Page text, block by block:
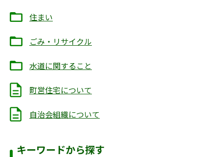
住まい
ごみ・リサイクル
水道に関すること
町営住宅について
自治会組織について
キーワードから探す